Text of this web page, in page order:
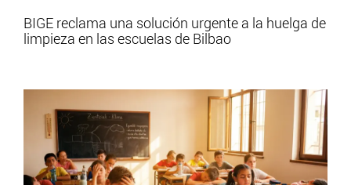
BIGE reclama una solución urgente a la huelga de
limpieza en las escuelas de Bilbao